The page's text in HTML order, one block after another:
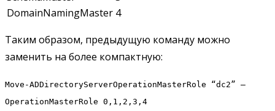
DomainNamingMaster 4
Таким образом, предыдущую команду можно
заменить на более компактную:
Move-ADDirectoryServerOperationMasterRole “dc2” –
OperationMasterRole 0,1,2,3,4